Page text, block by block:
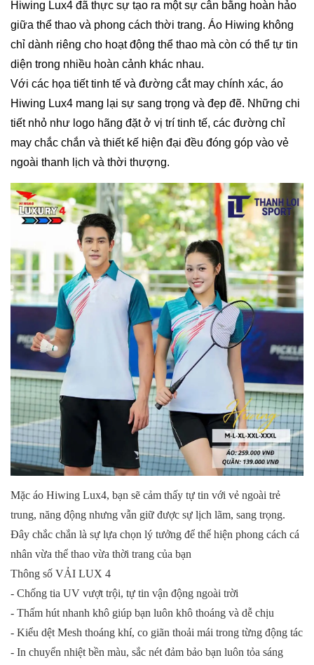
Hiwing Lux4 đã thực sự tạo ra một sự cân bằng hoàn hảo
giữa thể thao và phong cách thời trang. Áo Hiwing không
chỉ dành riêng cho hoạt động thể thao mà còn có thể tự tin
diện trong nhiều hoàn cảnh khác nhau.
Với các họa tiết tinh tế và đường cắt may chính xác, áo
Hiwing Lux4 mang lại sự sang trọng và đẹp đẽ. Những chi
tiết nhỏ như logo hãng đặt ở vị trí tinh tế, các đường chỉ
may chắc chắn và thiết kế hiện đại đều đóng góp vào vẻ
ngoài thanh lịch và thời thượng.
Mặc áo Hiwing Lux4, bạn sẽ cảm thấy tự tin với vẻ ngoài trẻ
trung, năng động nhưng vẫn giữ được sự lịch lãm, sang trọng.
Đây chắc chắn là sự lựa chọn lý tưởng để thể hiện phong cách cá
nhân vừa thể thao vừa thời trang của bạn
Thông số VẢI LUX 4
- Chống tia UV vượt trội, tự tin vận động ngoài trời
- Thấm hút nhanh khô giúp bạn luôn khô thoáng và dễ chịu
- Kiểu dệt Mesh thoáng khí, co giãn thoải mái trong từng động tác
- In chuyển nhiệt bền màu, sắc nét đảm bảo bạn luôn tỏa sáng